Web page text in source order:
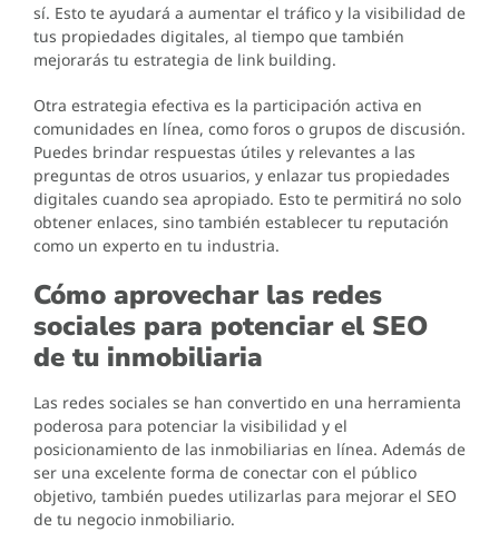
sí. Esto te ayudará a aumentar el tráfico y la visibilidad de
tus propiedades digitales, al tiempo que también
mejorarás tu estrategia de link building.
Otra estrategia efectiva es la participación activa en
comunidades en línea, como foros o grupos de discusión.
Puedes brindar respuestas útiles y relevantes a las
preguntas de otros usuarios, y enlazar tus propiedades
digitales cuando sea apropiado. Esto te permitirá no solo
obtener enlaces, sino también establecer tu reputación
como un experto en tu industria.
Cómo aprovechar las redes
sociales para potenciar el SEO
de tu inmobiliaria
Las redes sociales se han convertido en una herramienta
poderosa para potenciar la visibilidad y el
posicionamiento de las inmobiliarias en línea. Además de
ser una excelente forma de conectar con el público
objetivo, también puedes utilizarlas para mejorar el SEO
de tu negocio inmobiliario.